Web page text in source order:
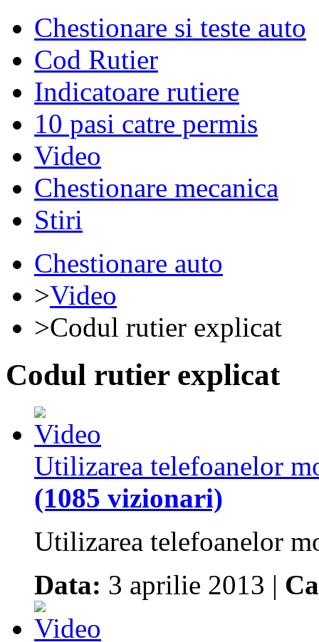
Chestionare si teste auto
Cod Rutier
Indicatoare rutiere
10 pasi catre permis
Video
Chestionare mecanica
Stiri
Chestionare auto
>Video
>Codul rutier explicat
Codul rutier explicat
Utilizarea telefoanelor
(1085 vizionari)
Utilizarea telefoanelor
Data: 3 aprilie 2013 |